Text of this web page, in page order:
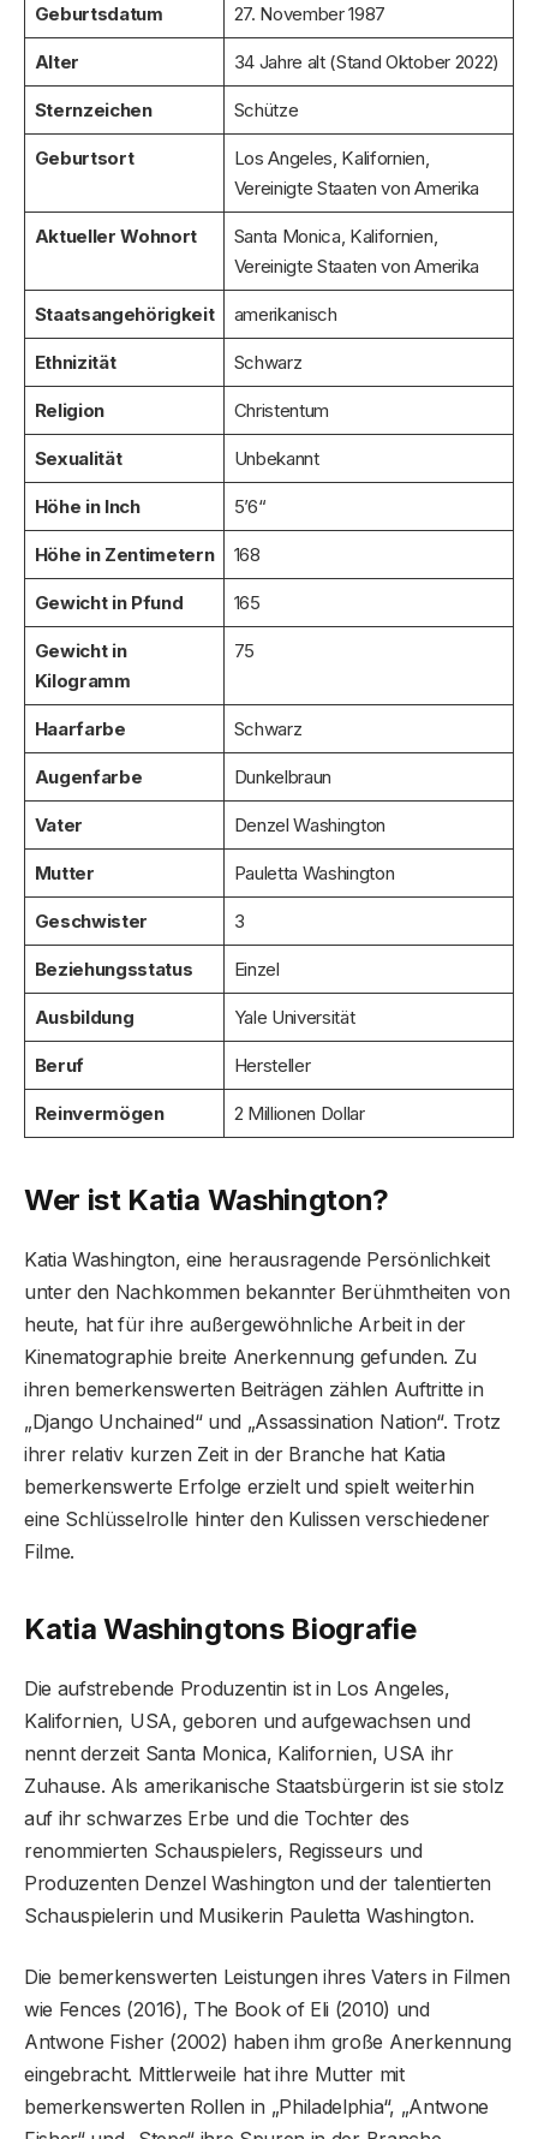
Geburtsdatum 27. November 1987
Alter 34 Jahre alt (Stand Oktober 2022)
Sternzeichen Schütze
Geburtsort
Los Angeles, Kalifornien,
Vereinigte Staaten von Amerika
Aktueller Wohnort
Santa Monica, Kalifornien,
Vereinigte Staaten von Amerika
Staatsangehörigkeit amerikanisch
Ethnizität Schwarz
Religion Christentum
Sexualität Unbekannt
Höhe in Inch 5’6“
Höhe in Zentimetern 168
Gewicht in Pfund 165
Gewicht in
Kilogramm
75
Haarfarbe Schwarz
Augenfarbe Dunkelbraun
Vater Denzel Washington
Mutter Pauletta Washington
Geschwister 3
Beziehungsstatus Einzel
Ausbildung Yale Universität
Beruf Hersteller
Reinvermögen 2 Millionen Dollar
Wer ist Katia Washington?
Katia Washington, eine herausragende Persönlichkeit
unter den Nachkommen bekannter Berühmtheiten von
heute, hat für ihre außergewöhnliche Arbeit in der
Kinematographie breite Anerkennung gefunden. Zu
ihren bemerkenswerten Beiträgen zählen Auftritte in
„Django Unchained“ und „Assassination Nation“. Trotz
ihrer relativ kurzen Zeit in der Branche hat Katia
bemerkenswerte Erfolge erzielt und spielt weiterhin
eine Schlüsselrolle hinter den Kulissen verschiedener
Filme.
Katia Washingtons Biografie
Die aufstrebende Produzentin ist in Los Angeles,
Kalifornien, USA, geboren und aufgewachsen und
nennt derzeit Santa Monica, Kalifornien, USA ihr
Zuhause. Als amerikanische Staatsbürgerin ist sie stolz
auf ihr schwarzes Erbe und die Tochter des
renommierten Schauspielers, Regisseurs und
Produzenten Denzel Washington und der talentierten
Schauspielerin und Musikerin Pauletta Washington.
Die bemerkenswerten Leistungen ihres Vaters in Filmen
wie Fences (2016), The Book of Eli (2010) und
Antwone Fisher (2002) haben ihm große Anerkennung
eingebracht. Mittlerweile hat ihre Mutter mit
bemerkenswerten Rollen in „Philadelphia“, „Antwone